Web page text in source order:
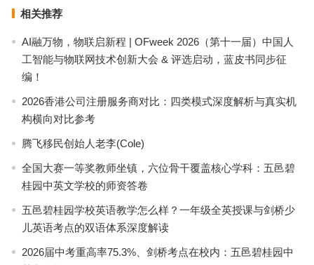
相关推荐
AI融万物，物联启新程 | OFweek 2026（第十一届）中国人
工智能与物联网技术创新大会 & 评选启动，蓝皮书同步征
编！
2026香港公司注册服务商对比：四类模式深度解析与真实机
构横向对比参考
腾飞移民创始人老李(Cole)
全国大赛一等奖教师坐镇，六位骨干覆盖核心学科：五邑碧
桂园中英文学校的师资答卷
五邑碧桂园学校英语教学怎么样？一年级全英授课与剑桥少
儿英语考点的双语体系深度解读
2026届中考重高率75.3%、剑桥考点在校内：五邑碧桂园中